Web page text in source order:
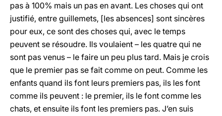
pas à 100% mais un pas en avant. Les choses qui ont
justifié, entre guillemets, [les absences] sont sincères
pour eux, ce sont des choses qui, avec le temps
peuvent se résoudre. Ils voulaient – les quatre qui ne
sont pas venus – le faire un peu plus tard. Mais je crois
que le premier pas se fait comme on peut. Comme les
enfants quand ils font leurs premiers pas, ils les font
comme ils peuvent : le premier, ils le font comme les
chats, et ensuite ils font les premiers pas. J’en suis